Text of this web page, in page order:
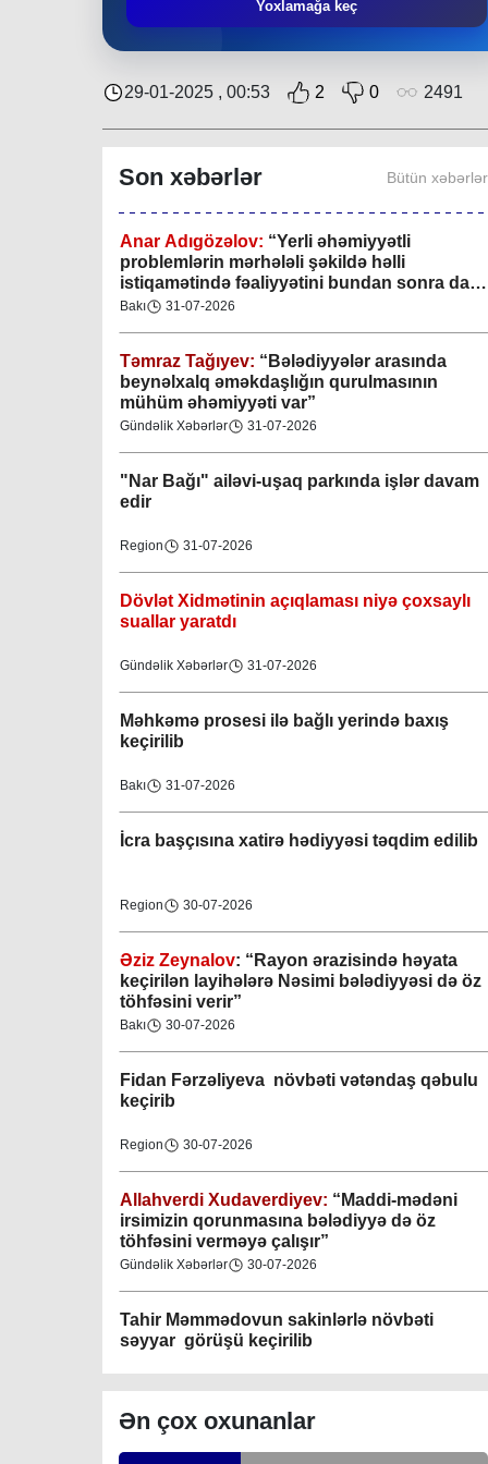
Yoxlamağa keç
29-01-2025 , 00:53 2 0 2491
Son xəbərlər Bütün xəbərlər
keçirilib
Gündəlik Xəbərlər 04-08-2026
Anar Adıgözəlov: “Yerli əhəmiyyətli
problemlərin mərhələli şəkildə həlli
istiqamətində fəaliyyətini bundan sonra da
davam etdirəcəkdir
Bakı 31-07-2026
Təmraz Tağıyev: “Bələdiyyələr arasında
beynəlxalq əməkdaşlığın qurulmasının
mühüm əhəmiyyəti var”
Gündəlik Xəbərlər 31-07-2026
"Nar Bağı" ailəvi-uşaq parkında işlər davam
edir
Region 31-07-2026
Dövlət Xidmətinin açıqlaması niyə çoxsaylı
suallar yaratdı
Gündəlik Xəbərlər 31-07-2026
Məhkəmə prosesi ilə bağlı yerində baxış
keçirilib
Bakı 31-07-2026
İcra başçısına xatirə hədiyyəsi təqdim edilib
Region 30-07-2026
Əziz Zeynalov: “Rayon ərazisində həyata
keçirilən layihələrə Nəsimi bələdiyyəsi də öz
töhfəsini verir”
Bakı 30-07-2026
Fidan Fərzəliyeva növbəti vətəndaş qəbulu
keçirib
Region 30-07-2026
Allahverdi Xudaverdiyev: “Maddi-mədəni
irsimizin qorunmasına bələdiyyə də öz
töhfəsini verməyə çalışır”
Gündəlik Xəbərlər 30-07-2026
Tahir Məmmədovun sakinlərlə növbəti
səyyar görüşü keçirilib
Elşad Vəliyev:
təmin olunması və fövqəladə hallara operativ
Ən çox oxunanlar
Gəncə şəhəri Nizami bələdiyyəsi
08-04-2023
M.Ə.Rəsuzladə bələdiyyəsi
07-04-2023
Xətai bələdiyyəsi
07-04-2023
Mingəçevir bələdiyyəsi
06-04-2023
Nəsimi bələdiyyəsi
06-04-2023
Nərimanov bələdiyyəsi
06-04-2023